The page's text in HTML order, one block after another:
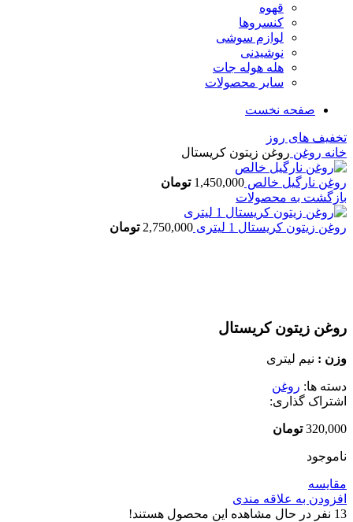
قهوه
کنسروها
لوازم سوشی
نوشیدنی
هله هوله جات
سایر محصولات
صفحه نخست
تخفیف های روز
خانه روغن روغن زیتون کریستال
روغن نارگیل خالص 1,450,000 تومان
بازگشت به محصولات
روغن زیتون کریستال 1 لیتری 2,750,000 تومان
روغن زیتون کریستال
وزن : نیم لیتری
دسته ها: روغن
اشتراک گذاری:
320,000 تومان
ناموجود
مقایسه
افزودن به علاقه مندی
13 نفر در حال مشاهده این محصول هستند!